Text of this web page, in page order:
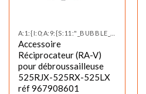
Accessoire
Réciprocateur (RA-V)
pour débroussailleuse
525RJX-525RX-525LX
réf 967908601